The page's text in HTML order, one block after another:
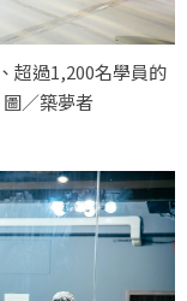
超過1,200名學員的
圖／築夢者